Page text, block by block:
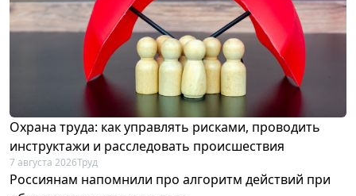
Охрана труда: как управлять рисками, проводить
инструктажи и расследовать происшествия
7 августа 2026Труд
Россиянам напомнили про алгоритм действий при